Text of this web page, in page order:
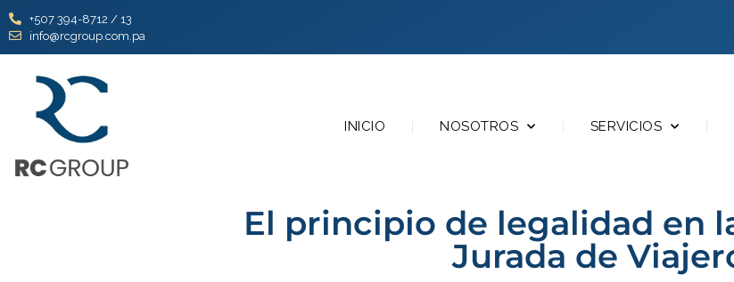
+507 394-8712 / 13
info@rcgroup.com.pa
INICIO NOSOTROS SERVICIOS
El principio de legalidad en
Jurada de